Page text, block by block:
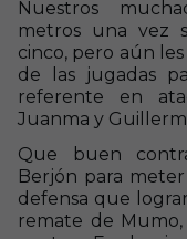
Nuestros
metros una vez
cinco, pero aún
de las jugadas
referente en
Juanma y
Que buen
Berjón para
defensa que
remate de